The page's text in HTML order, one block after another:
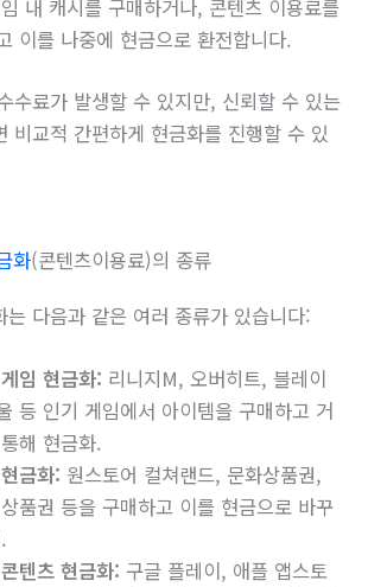
내 캐시를 구매하거나, 콘텐츠 이용료를
이를 나중에 현금으로 환전합니다.
수료가 발생할 수 있지만, 신뢰할 수 있는
비교적 간편하게 현금화를 진행할 수 있
화(콘텐츠이용료)의 종류
는 다음과 같은 여러 종류가 있습니다:
임 현금화: 리니지M, 오버히트, 블레이
등 인기 게임에서 아이템을 구매하고 거
해 현금화.
금화: 원스토어 컬쳐랜드, 문화상품권,
품권 등을 구매하고 이를 현금으로 바꾸
텐츠 현금화: 구글 플레이, 애플 앱스토